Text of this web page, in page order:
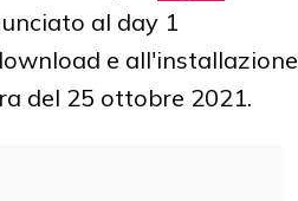
al day 1
e all'installazione
del 25 ottobre 2021.